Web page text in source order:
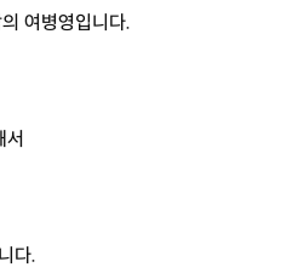
여병영입니다.
서
다.